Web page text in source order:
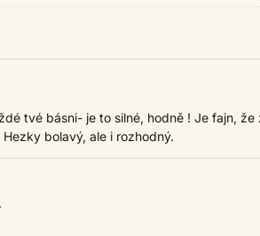
tvé básni- je to silné, hodně ! Je fajn, že
bolavý, ale i rozhodný.